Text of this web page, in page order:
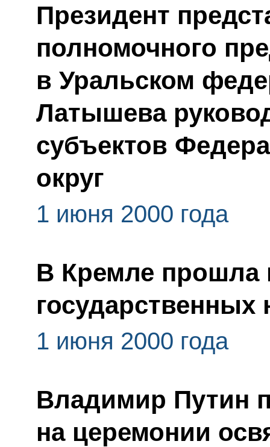
Президент
полномочного
в Уральском
Латышева
субъектов
округ
1 июня 2000 года
В Кремле прошла
государственных
1 июня 2000 года
Владимир Путин
на церемонии